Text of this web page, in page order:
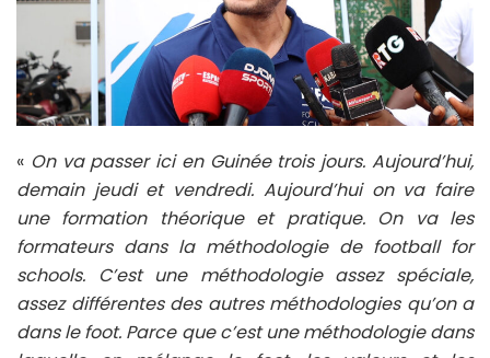
« On va passer ici en Guinée trois jours. Aujourd’hui,
demain jeudi et vendredi. Aujourd’hui on va faire
une formation théorique et pratique. On va les
formateurs dans la méthodologie de football for
schools. C’est une méthodologie assez spéciale,
assez différentes des autres méthodologies qu’on a
dans le foot. Parce que c’est une méthodologie dans